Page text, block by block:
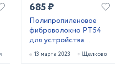
685 ₽
Полипропиленовое
фиброволокно РТ54
для устройства
паркингов со склада в
Москве
13 марта 2023 Щелково